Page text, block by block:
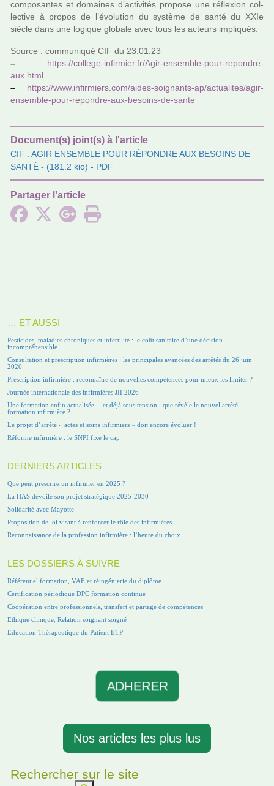
com­po­san­tes et domai­nes d’acti­vi­tés pro­pose une réflexion col­
lec­tive à propos de l’évolution du sys­tème de santé du XXIe
siècle dans une logi­que glo­bale avec tous les acteurs impli­qués.
Source : com­mu­ni­qué CIF du 23.01.23
–
https://col­lege-infir­mier.fr/Agir-ensem­ble-pour-repon­dre-
aux.html
–
https://www.infir­miers.com/aides-soi­gnants-ap/actua­li­tes/agir-
ensem­ble-pour-repon­dre-aux-besoins-de-sante
Document(s) joint(s) à l'article
CIF : AGIR ENSEMBLE POUR RÉPONDRE AUX BESOINS DE
SANTÉ - (181.2 kio) - PDF
Partager l'article
… ET AUSSI
Pesticides, maladies chroniques et infertilité : le coût sanitaire d’une décision
incompréhensible
Consultation et prescription infirmières : les principales avancées des arrêtés du 26 juin
2026
Prescription infirmière : reconnaître de nouvelles compétences pour mieux les limiter ?
Journée internationale des infirmières JII 2026
Une formation enfin actualisée… et déjà sous tension : que révèle le nouvel arrêté
formation infirmière ?
Le projet d’arrêté « actes et soins infirmiers » doit encore évoluer !
Réforme infirmière : le SNPI fixe le cap
DERNIERS ARTICLES
Que peut prescrire un infirmier en 2025 ?
La HAS dévoile son projet stratégique 2025-2030
Solidarité avec Mayotte
Proposition de loi visant à renforcer le rôle des infirmières
Reconnaissance de la profession infirmière : l’heure du choix
LES DOSSIERS À SUIVRE
Référentiel formation, VAE et réingénierie du diplôme
Certification périodique DPC formation continue
Coopération entre professionnels, transfert et partage de compétences
Ethique clinique, Relation soignant soigné
Education Thérapeutique du Patient ETP
ADHERER
Nos articles les plus lus
Rechercher sur le site